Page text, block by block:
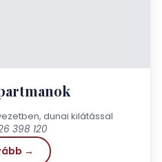
dunai kilátással
398 120
→